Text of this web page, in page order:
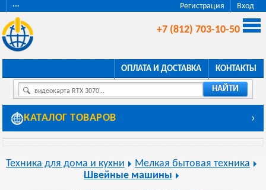
Регистрация Вход
···
+7 (812) 703-10-50
ОПЛАТА И ДОСТАВКА КОНТАКТЫ
видеокарта RTX 3070... НАЙТИ
КАТАЛОГ ТОВАРОВ ›
Техника для дома и кухни
Мелкая бытовая техника
Швейные машины